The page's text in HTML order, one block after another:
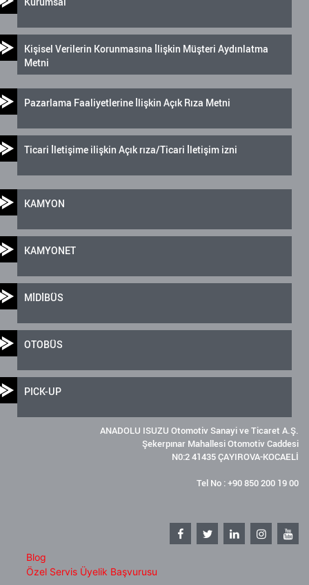
Kişisel Verilerin Korunmasına İlişkin Müşteri Aydınlatma
Metni
Pazarlama Faaliyetlerine İlişkin Açık Rıza Metni
Ticari İletişime ilişkin Açık rıza/Ticari İletişim izni
KAMYON
KAMYONET
MİDİBÜS
OTOBÜS
PICK-UP
ANADOLU ISUZU Otomotiv Sanayi ve Ticaret A.Ş.
Şekerpınar Mahallesi Otomotiv Caddesi
N0:2 41435 ÇAYIROVA-KOCAELİ
Tel No : +90 850 200 19 00
Blog
Özel Servis Üyelik Başvurusu